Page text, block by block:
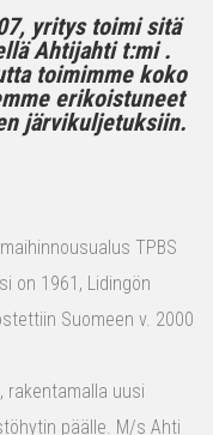
yritys toimi sitä
Ahtijahti t:mi .
toimimme koko
erikoistuneet
järvikuljetuksiin.
TPBS
on 1961, Lidingön
Suomeen v. 2000
rakentamalla uusi
päälle. M/s Ahti